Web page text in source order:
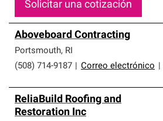
Solicitar una cotización
Aboveboard Contracting
Portsmouth, RI
(508) 714-9187
Correo electrónico
ReliaBuild Roofing and
Restoration Inc